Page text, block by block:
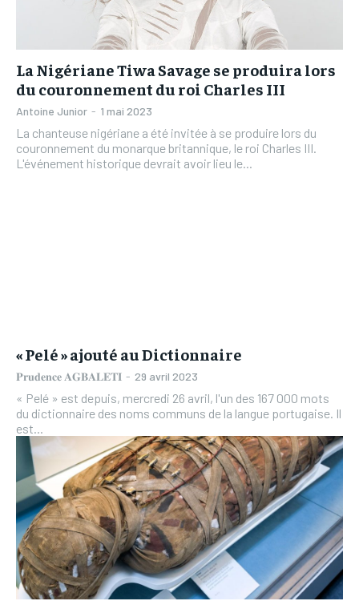
La Nigériane Tiwa Savage se produira lors
du couronnement du roi Charles III
Antoine Junior - 1 mai 2023
La chanteuse nigériane a été invitée à se produire lors du
couronnement du monarque britannique, le roi Charles III.
L'événement historique devrait avoir lieu le...
« Pelé » ajouté au Dictionnaire
𝐏𝐫𝐮𝐝𝐞𝐧𝐜𝐞 𝐀𝐆𝐁𝐀𝐋𝐄𝐓𝐈 - 29 avril 2023
« Pelé » est depuis, mercredi 26 avril, l'un des 167 000 mots
du dictionnaire des noms communs de la langue portugaise. Il
est...